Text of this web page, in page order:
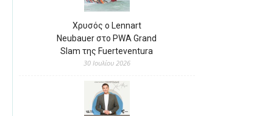
Χρυσός ο Lennart
Neubauer στο PWA Grand
Slam της Fuerteventura
30 Ιουλίου 2026